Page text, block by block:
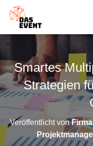
Smartes
Strategien
Veröffentlicht von